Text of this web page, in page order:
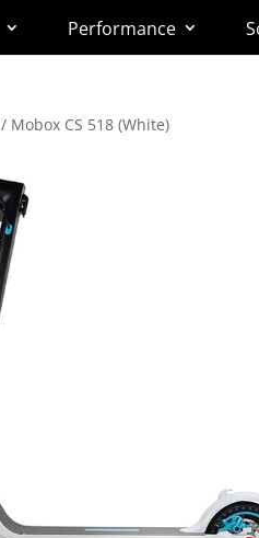
Performance
/ Mobox CS 518 (White)